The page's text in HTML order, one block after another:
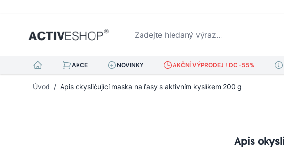
Zadejte hledaný výraz...
AKCE NOVINKY AKČNÍ VÝPRODEJ ! DO -55%
Úvod / Apis okysličující maska na řasy s aktivním kyslíkem 200 g
Apis